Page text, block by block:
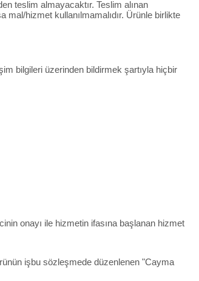
teslim almayacaktır. Teslim alınan
hizmet kullanılmamalıdır. Ürünle birlikte
bilgileri üzerinden bildirmek şartıyla hiçbir
onayı ile hizmetin ifasına başlanan hizmet
işbu sözleşmede düzenlenen "Cayma